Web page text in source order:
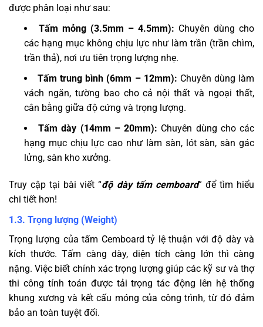
được phân loại như sau:
Tấm mỏng (3.5mm – 4.5mm): Chuyên dùng cho
các hạng mục không chịu lực như làm trần (trần chìm,
trần thả), nơi ưu tiên trọng lượng nhẹ.
Tấm trung bình (6mm – 12mm): Chuyên dùng làm
vách ngăn, tường bao cho cả nội thất và ngoại thất,
cân bằng giữa độ cứng và trọng lượng.
Tấm dày (14mm – 20mm): Chuyên dùng cho các
hạng mục chịu lực cao như làm sàn, lót sàn, sàn gác
lửng, sàn kho xưởng.
Truy cập tại bài viết “độ dày tấm cemboard” để tìm hiểu
chi tiết hơn!
1.3. Trọng lượng (Weight)
Trọng lượng của tấm Cemboard tỷ lệ thuận với độ dày và
kích thước. Tấm càng dày, diện tích càng lớn thì càng
nặng. Việc biết chính xác trọng lượng giúp các kỹ sư và thợ
thi công tính toán được tải trọng tác động lên hệ thống
khung xương và kết cấu móng của công trình, từ đó đảm
bảo an toàn tuyệt đối.